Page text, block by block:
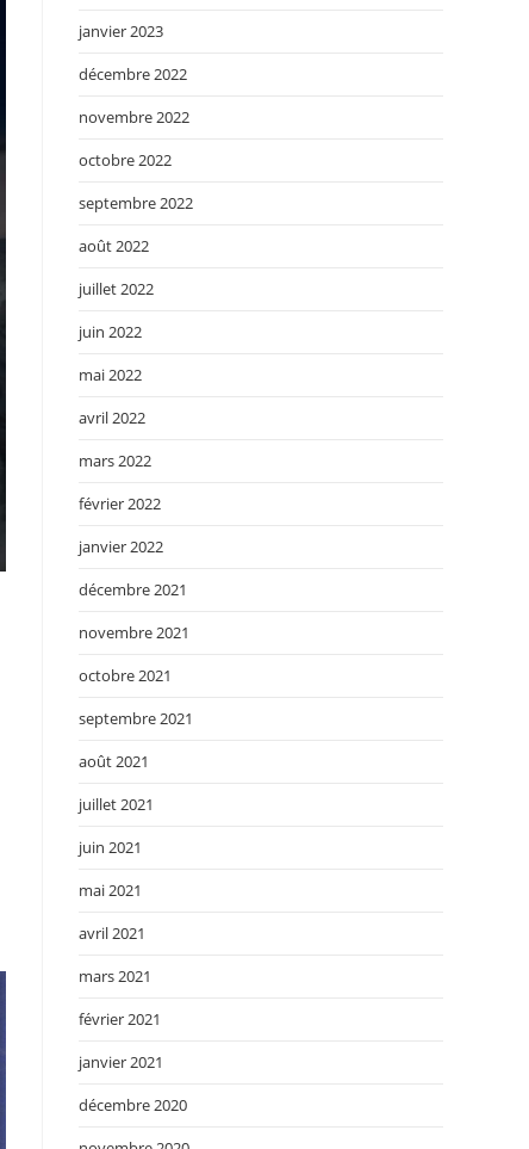
janvier 2023
décembre 2022
novembre 2022
octobre 2022
septembre 2022
août 2022
juillet 2022
juin 2022
mai 2022
avril 2022
mars 2022
février 2022
janvier 2022
décembre 2021
novembre 2021
octobre 2021
septembre 2021
août 2021
juillet 2021
juin 2021
mai 2021
avril 2021
mars 2021
février 2021
janvier 2021
décembre 2020